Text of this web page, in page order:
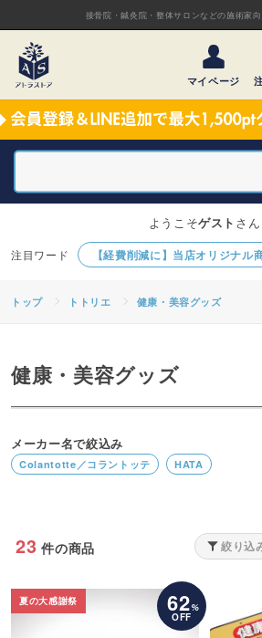
接骨院・鍼灸院・整体サロンなどの施術家
マイページ
【経費削減に】当店オリジナル
ようこそゲスト さん
トップ トトリエ 健康・美容グッズ
健康・美容グッズ
メーカー名で絞込み
Colantotte／コラントッテ HATA
23 件の商品 絞り込
夏の大感謝祭 62%
OFF